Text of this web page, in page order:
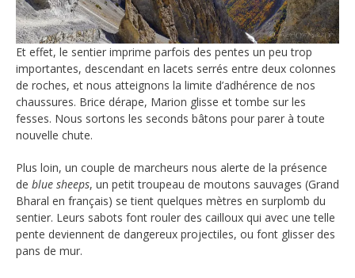
Et effet, le sentier imprime parfois des pentes un peu trop
importantes, descendant en lacets serrés entre deux colonnes
de roches, et nous atteignons la limite d’adhérence de nos
chaussures. Brice dérape, Marion glisse et tombe sur les
fesses. Nous sortons les seconds bâtons pour parer à toute
nouvelle chute.
Plus loin, un couple de marcheurs nous alerte de la présence
de blue sheeps, un petit troupeau de moutons sauvages (Grand
Bharal en français) se tient quelques mètres en surplomb du
sentier. Leurs sabots font rouler des cailloux qui avec une telle
pente deviennent de dangereux projectiles, ou font glisser des
pans de mur.